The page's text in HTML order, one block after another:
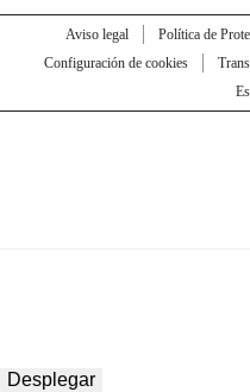
Aviso legal Política de
Configuración de cookies
Desplegar